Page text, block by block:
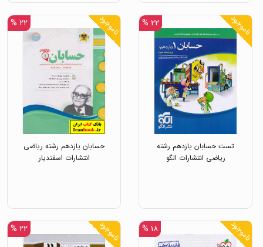
ناموجود ۲۲ %
تست حسابان یازدهم رشته
ریاضی انتشارات الگو
ناموجود ۲۲ %
حسابان یازدهم رشته ریاضی
انتشارات اسفندیار
ناموجود ۱۸ % ناموجود ۲۲ %